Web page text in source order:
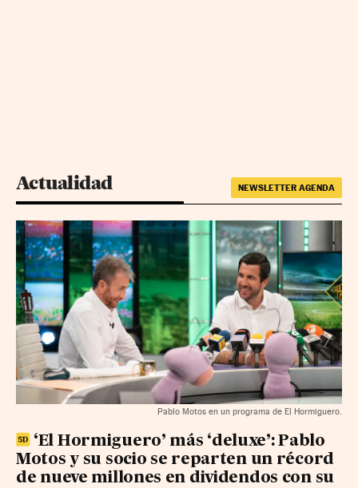
Actualidad NEWSLETTER AGENDA
Pablo Motos en un programa de El Hormiguero.
‘El Hormiguero’ más ‘deluxe’: Pablo
Motos y su socio se reparten un récord
de nueve millones en dividendos con su